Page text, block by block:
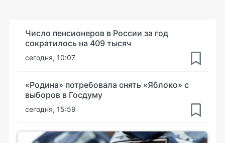
Число пенсионеров в России за год
сократилось на 409 тысяч
сегодня, 10:07
«Родина» потребовала снять «Яблоко» с
выборов в Госдуму
сегодня, 15:59